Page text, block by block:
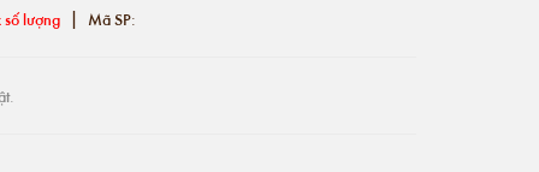
số lượng | Mã SP: